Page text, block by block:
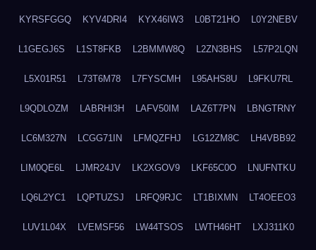
KYRSFGGQ KYV4DRI4 KYX46IW3 L0BT21HO L0Y2NEBV
L1GEGJ6S L1ST8FKB L2BMMW8Q L2ZN3BHS L57P2LQN
L5X01R51 L73T6M78 L7FYSCMH L95AHS8U L9FKU7RL
L9QDLOZM LABRHI3H LAFV50IM LAZ6T7PN LBNGTRNY
LC6M327N LCGG71IN LFMQZFHJ LG12ZM8C LH4VBB92
LIM0QE6L LJMR24JV LK2XGOV9 LKF65C0O LNUFNTKU
LQ6L2YC1 LQPTUZSJ LRFQ9RJC LT1BIXMN LT4OEEO3
LUV1L04X LVEMSF56 LW44TSOS LWTH46HT LXJ311K0